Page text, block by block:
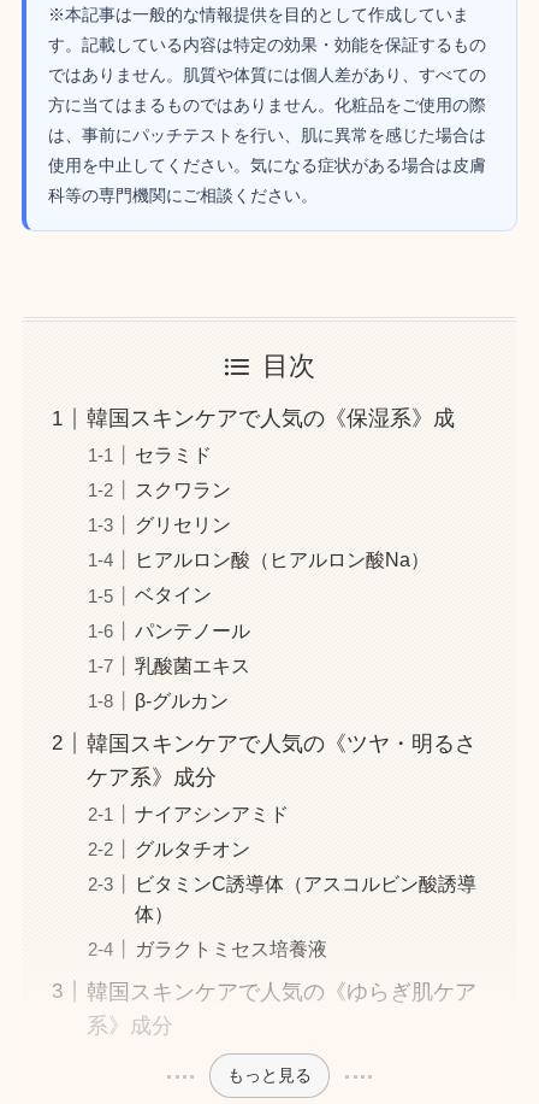
※本記事は一般的な情報提供を目的として作成していま
す。記載している内容は特定の効果・効能を保証するもの
ではありません。肌質や体質には個人差があり、すべての
方に当てはまるものではありません。化粧品をご使用の際
は、事前にパッチテストを行い、肌に異常を感じた場合は
使用を中止してください。気になる症状がある場合は皮膚
科等の専門機関にご相談ください。
目次
韓国スキンケアで人気の《保湿系》成
セラミド
スクワラン
グリセリン
ヒアルロン酸（ヒアルロン酸Na）
ベタイン
パンテノール
乳酸菌エキス
β-グルカン
韓国スキンケアで人気の《ツヤ・明るさ
ケア系》成分
ナイアシンアミド
グルタチオン
ビタミンC誘導体（アスコルビン酸誘導
体）
ガラクトミセス培養液
韓国スキンケアで人気の《ゆらぎ肌ケア
系》成分
もっと見る